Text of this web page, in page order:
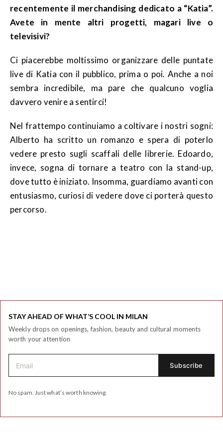
recentemente il merchandising dedicato a “Katia”.
Avete in mente altri progetti, magari live o
televisivi?
Ci piacerebbe moltissimo organizzare delle puntate
live di Katia con il pubblico, prima o poi. Anche a noi
sembra incredibile, ma pare che qualcuno voglia
davvero venire a sentirci!
Nel frattempo continuiamo a coltivare i nostri sogni:
Alberto ha scritto un romanzo e spera di poterlo
vedere presto sugli scaffali delle librerie. Edoardo,
invece, sogna di tornare a teatro con la stand-up,
dove tutto è iniziato. Insomma, guardiamo avanti con
entusiasmo, curiosi di vedere dove ci porterà questo
percorso.
STAY AHEAD OF WHAT’S COOL IN MILAN
Weekly drops on openings, fashion, beauty and cultural moments
worth your attention
No spam. Just what’s worth knowing.